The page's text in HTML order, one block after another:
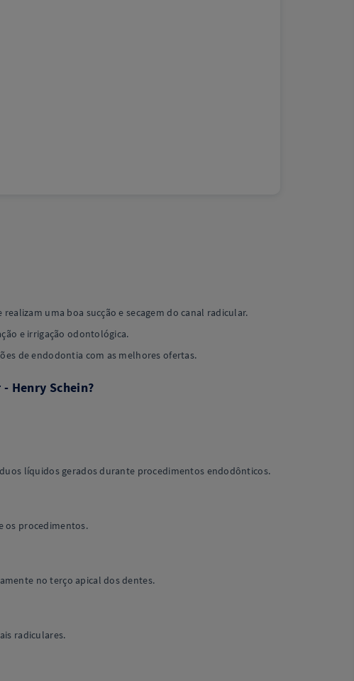
uma boa sucção e secagem do canal radicular.
e irrigação odontológica.
de endodontia com as melhores ofertas.
Henry Schein?
líquidos gerados durante procedimentos endodônticos.
os procedimentos.
no terço apical dos dentes.
radiculares.